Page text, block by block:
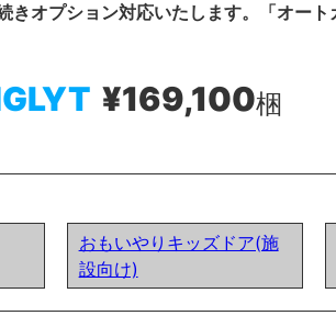
きオプション対応いたします。「オー
¥169,100梱
おもいやりキッズドア(施
設向け)